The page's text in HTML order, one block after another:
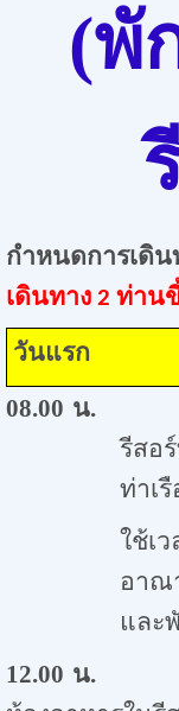
(พั
กำหนดการเดิน
เดินทาง 2 ท่าน
วันแรก
08.00 น
รีสอ
ท่าเรื
ใช้เ
อาณ
และ
12.00 น